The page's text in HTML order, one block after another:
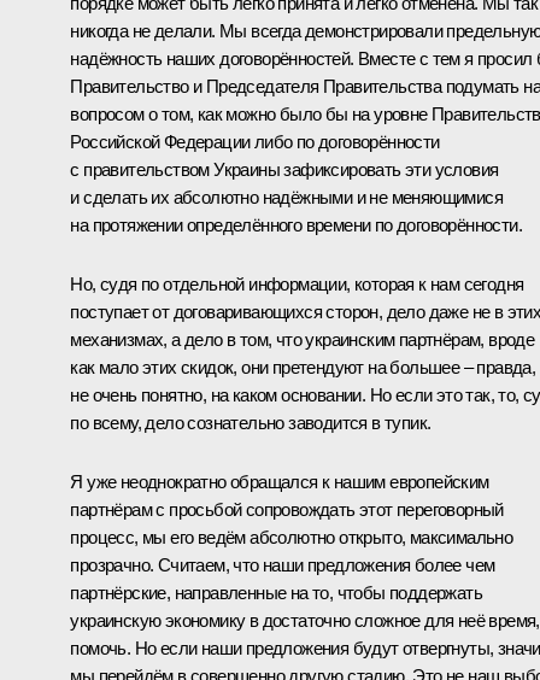
никогда не делали. Мы всегда демонстрировали
надёжность наших договорённостей. Вместе с тем я просил
Правительство и Председателя Правительства подумать
вопросом о том, как можно было бы на уровне
Российской Федерации либо по договорённости
с правительством Украины зафиксировать эти условия
и сделать их абсолютно надёжными и не меняющимися
на протяжении определённого времени по договорённости.
Но, судя по отдельной информации, которая к нам сегодня
поступает от договаривающихся сторон, дело даже не в
механизмах, а дело в том, что украинским партнёрам, вроде
как мало этих скидок, они претендуют на большее – правда,
не очень понятно, на каком основании. Но если это так, то,
по всему, дело сознательно заводится в тупик.
Я уже неоднократно обращался к нашим европейским
партнёрам с просьбой сопровождать этот переговорный
процесс, мы его ведём абсолютно открыто, максимально
прозрачно. Считаем, что наши предложения более чем
партнёрские, направленные на то, чтобы поддержать
украинскую экономику в достаточно сложное для неё время,
помочь. Но если наши предложения будут отвергнуты,
мы перейдём в совершенно другую стадию. Это не наш